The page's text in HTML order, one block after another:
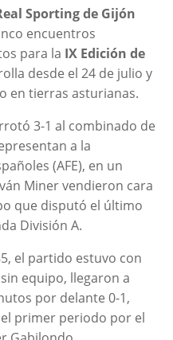
Sporting de Gijón
encuentros
para la IX Edición de
desde el 24 de julio y
en tierras asturianas.
3-1 al combinado de
a la
(AFE), en un
Miner vendieron cara
que disputó el último
División A.
el partido estuvo con
equipo, llegaron a
por delante 0-1,
primer periodo por el